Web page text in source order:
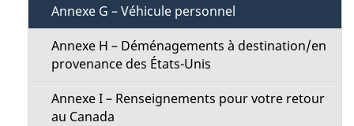
Annexe G – Véhicule personnel
Annexe H – Déménagements à destination/en
provenance des États-Unis
Annexe I – Renseignements pour votre retour
au Canada